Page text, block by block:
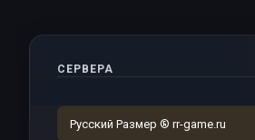
СЕРВЕРА
Русский Размер ® rr-game.ru